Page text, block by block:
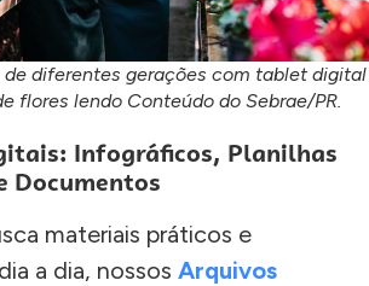
de diferentes gerações com tablet digital
flores lendo Conteúdo do Sebrae/PR.
Infográficos, Planilhas
Documentos
materiais práticos e
a dia, nossos Arquivos